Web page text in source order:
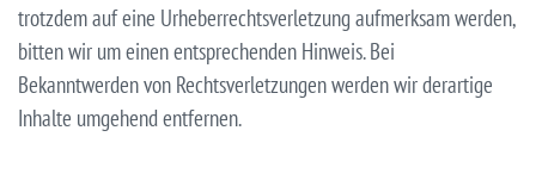
trotzdem auf eine Urheberrechtsverletzung aufmerksam werden,
bitten wir um einen entsprechenden Hinweis. Bei
Bekanntwerden von Rechtsverletzungen werden wir derartige
Inhalte umgehend entfernen.